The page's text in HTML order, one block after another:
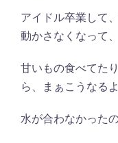
アイドル卒業して
動かさなくなって
甘いもの食べてた
ら、まぁこうなる
水が合わなかった